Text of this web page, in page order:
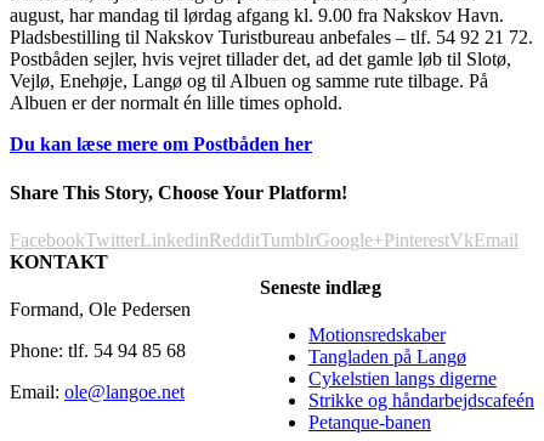
august, har mandag til lørdag afgang kl. 9.00 fra Nakskov Havn.
Pladsbestilling til Nakskov Turistbureau anbefales – tlf. 54 92 21 72.
Postbåden sejler, hvis vejret tillader det, ad det gamle løb til Slotø,
Vejlø, Enehøje, Langø og til Albuen og samme rute tilbage. På
Albuen er der normalt én lille times ophold.
Du kan læse mere om Postbåden her
Share This Story, Choose Your Platform!
FacebookTwitterLinkedinRedditTumblrGoogle+PinterestVkEmail
Seneste indlæg
Motionsredskaber
Tangladen på Langø
Cykelstien langs digerne
Strikke og håndarbejdscafeén
Petanque-banen
KONTAKT
Formand, Ole Pedersen
Phone: tlf. 54 94 85 68
Email: ole@langoe.net